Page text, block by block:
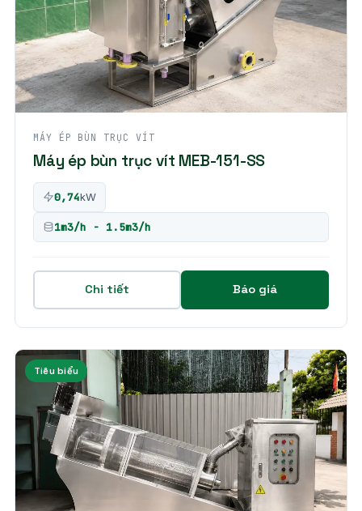
MÁY ÉP BÙN TRỤC VÍT
Máy ép bùn trục vít MEB-151-SS
0,74kW
1m3/h - 1.5m3/h
Chi tiết Báo giá
Tiêu biểu